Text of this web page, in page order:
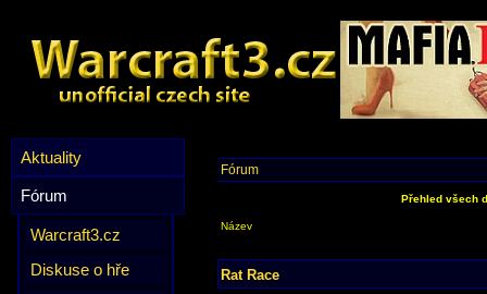
Aktuality
Fórum
Warcraft3.cz
Diskuse o hře
Fórum
Přehled všech
Název
Rat Race